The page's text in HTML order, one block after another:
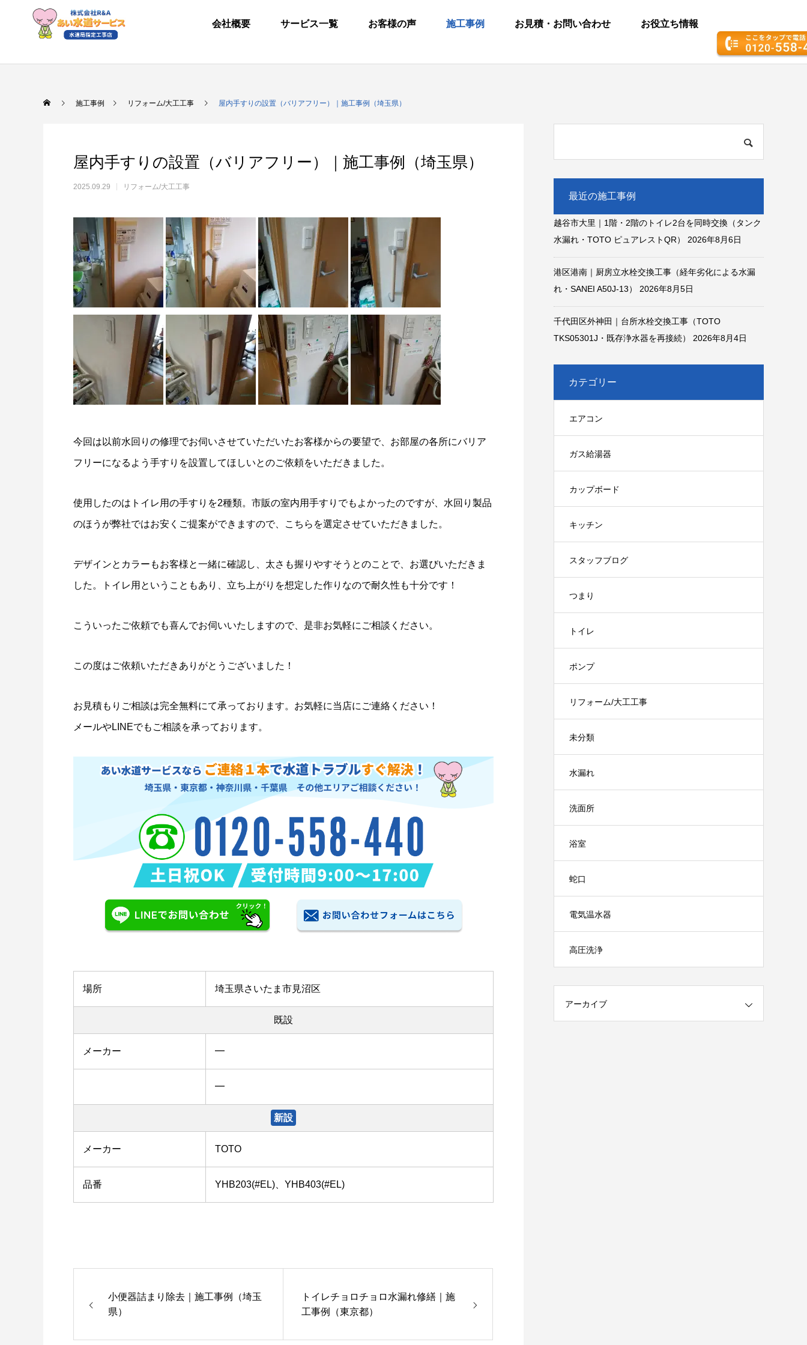
会社概要 サービス一覧 お客様の声 施工事例 お見積・お問い合わせ お役立ち情報
施工事例 リフォーム/大工工事 屋内手すりの設置（バリアフリー）｜施工事例（埼玉県）
屋内手すりの設置（バリアフリー）｜施工事例（埼玉県）
2025.09.29 リフォーム/大工工事
今回は以前水回りの修理でお伺いさせていただいたお客様からの要望で、お部屋の各所にバリア
フリーになるよう手すりを設置してほしいとのご依頼をいただきました。
使用したのはトイレ用の手すりを2種類。市販の室内用手すりでもよかったのですが、水回り製品
のほうが弊社ではお安くご提案ができますので、こちらを選定させていただきました。
デザインとカラーもお客様と一緒に確認し、太さも握りやすそうとのことで、お選びいただきま
した。トイレ用ということもあり、立ち上がりを想定した作りなので耐久性も十分です！
こういったご依頼でも喜んでお伺いいたしますので、是非お気軽にご相談ください。
この度はご依頼いただきありがとうございました！
お見積もりご相談は完全無料にて承っております。お気軽に当店にご連絡ください！
メールやLINEでもご相談を承っております。
場所 埼玉県さいたま市見沼区
既設
メーカー ━
━
新設
メーカー TOTO
品番 YHB203(#EL)、YHB403(#EL)
小便器詰まり除去｜施工事例（埼玉
県）
トイレチョロチョロ水漏れ修繕｜施
工事例（東京都）
最近の施工事例
越谷市大里｜1階・2階のトイレ2台を同時交換（タンク
水漏れ・TOTO ピュアレストQR）
2026年8月6日
港区港南｜厨房立水栓交換工事（経年劣化による水漏
れ・SANEI A50J-13）
2026年8月5日
千代田区外神田｜台所水栓交換工事（TOTO
TKS05301J・既存浄水器を再接続）
2026年8月4日
カテゴリー
エアコン
ガス給湯器
カップボード
キッチン
スタッフブログ
つまり
トイレ
ポンプ
リフォーム/大工工事
未分類
水漏れ
洗面所
浴室
蛇口
電気温水器
高圧洗浄
アーカイブ